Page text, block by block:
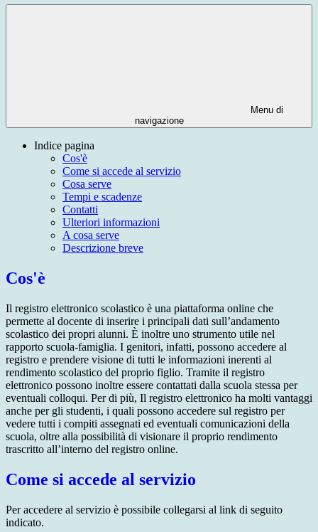
Menu di
navigazione
Indice pagina
Cos'è
Come si accede al servizio
Cosa serve
Tempi e scadenze
Contatti
Ulteriori informazioni
A cosa serve
Descrizione breve
Cos'è
Il registro elettronico scolastico è una piattaforma online che
permette al docente di inserire i principali dati sull’andamento
scolastico dei propri alunni. È inoltre uno strumento utile nel
rapporto scuola-famiglia. I genitori, infatti, possono accedere al
registro e prendere visione di tutti le informazioni inerenti al
rendimento scolastico del proprio figlio. Tramite il registro
elettronico possono inoltre essere contattati dalla scuola stessa per
eventuali colloqui. Per di più, Il registro elettronico ha molti vantaggi
anche per gli studenti, i quali possono accedere sul registro per
vedere tutti i compiti assegnati ed eventuali comunicazioni della
scuola, oltre alla possibilità di visionare il proprio rendimento
trascritto all’interno del registro online.
Come si accede al servizio
Per accedere al servizio è possibile collegarsi al link di seguito
indicato.